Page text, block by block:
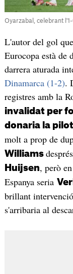
Oyarzabal, celebrant
L'autor del gol
Eurocopa està de
darrera aturada
Dinamarca (1-2).
registres amb la
invalidat per
donaria la
molt a prop de
Williams
Huijsen, però
Espanya seria
brillant
s'arribaria al